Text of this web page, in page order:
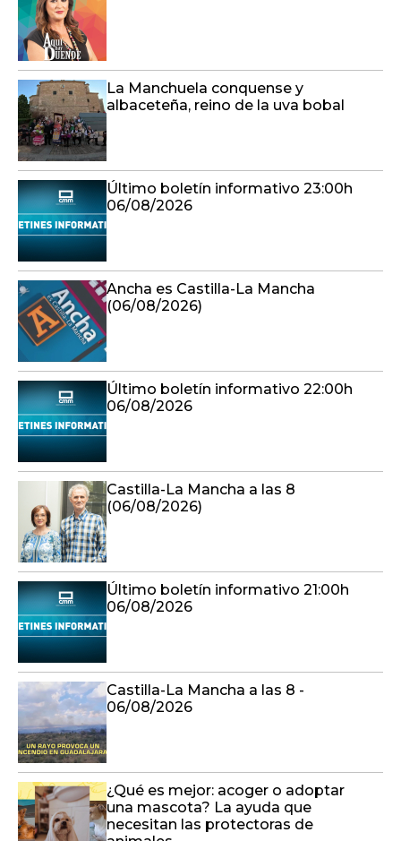
La Manchuela conquense y
albaceteña, reino de la uva bobal
Último boletín informativo 23:00h
06/08/2026
Ancha es Castilla-La Mancha
(06/08/2026)
Último boletín informativo 22:00h
06/08/2026
Castilla-La Mancha a las 8
(06/08/2026)
Último boletín informativo 21:00h
06/08/2026
Castilla-La Mancha a las 8 -
06/08/2026
¿Qué es mejor: acoger o adoptar
una mascota? La ayuda que
necesitan las protectoras de